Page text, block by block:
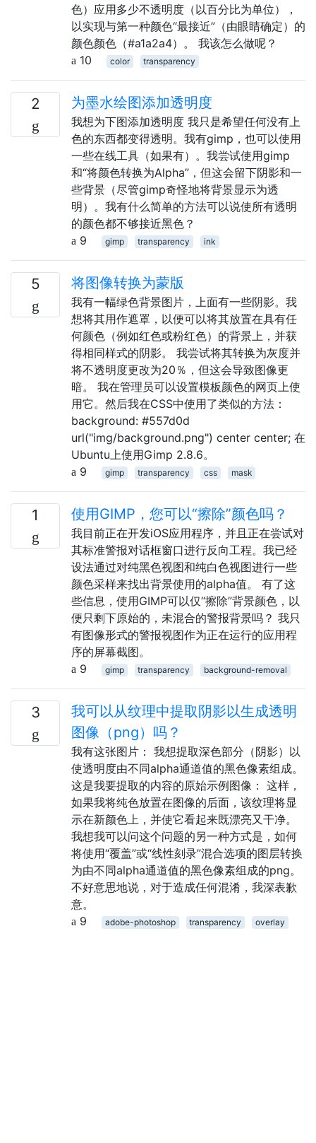
色）应用多少不透明度（以百分比为单位），
以实现与第一种颜色“最接近”（由眼睛确定）的
颜色颜色（#a1a2a4）。 我该怎么做呢？
10
color transparency
2 为墨水绘图添加透明度
我想为下图添加透明度 我只是希望任何没有上
色的东西都变得透明。我有gimp，也可以使用
一些在线工具（如果有）。我尝试使用gimp
和“将颜色转换为Alpha”，但这会留下阴影和一
些背景（尽管gimp奇怪地将背景显示为透
明）。我有什么简单的方法可以说使所有透明
的颜色都不够接近黑色？
9
gimp transparency ink
5 将图像转换为蒙版
我有一幅绿色背景图片，上面有一些阴影。我
想将其用作遮罩，以便可以将其放置在具有任
何颜色（例如红色或粉红色）的背景上，并获
得相同样式的阴影。 我尝试将其转换为灰度并
将不透明度更改为20％，但这会导致图像更
暗。 我在管理员可以设置模板颜色的网页上使
用它。然后我在CSS中使用了类似的方法：
background: #557d0d
url("img/background.png") center center; 在
Ubuntu上使用Gimp 2.8.6。
9
gimp transparency css mask
1 使用GIMP，您可以“擦除”颜色吗？
我目前正在开发iOS应用程序，并且正在尝试对
其标准警报对话框窗口进行反向工程。我已经
设法通过对纯黑色视图和纯白色视图进行一些
颜色采样来找出背景使用的alpha值。 有了这
些信息，使用GIMP可以仅“擦除”背景颜色，以
便只剩下原始的，未混合的警报背景吗？ 我只
有图像形式的警报视图作为正在运行的应用程
序的屏幕截图。
9
gimp transparency background-removal
3
我可以从纹理中提取阴影以生成透明
图像（png）吗？
我有这张图片： 我想提取深色部分（阴影）以
使透明度由不同alpha通道值的黑色像素组成。
这是我要提取的内容的原始示例图像： 这样，
如果我将纯色放置在图像的后面，该纹理将显
示在新颜色上，并使它看起来既漂亮又干净。
我想我可以问这个问题的另一种方式是，如何
将使用“覆盖”或“线性刻录”混合选项的图层转换
为由不同alpha通道值的黑色像素组成的png。
不好意思地说，对于造成任何混淆，我深表歉
意。
9
adobe-photoshop transparency overlay